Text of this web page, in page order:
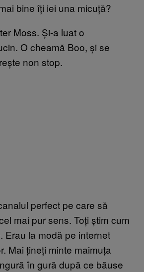
bine îți iei una micuță?
Moss. Și-a luat o
O cheamă Boo, și se
non stop.
perfect pe care să
mai pur sens. Toți știm cum
Erau la modă pe internet
Mai țineți minte maimuța
în gură după ce băuse